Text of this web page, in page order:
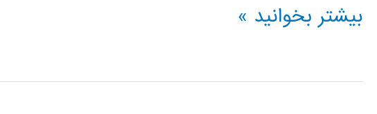
فیلترهای
مبتنی
بیشتر بخوانید »